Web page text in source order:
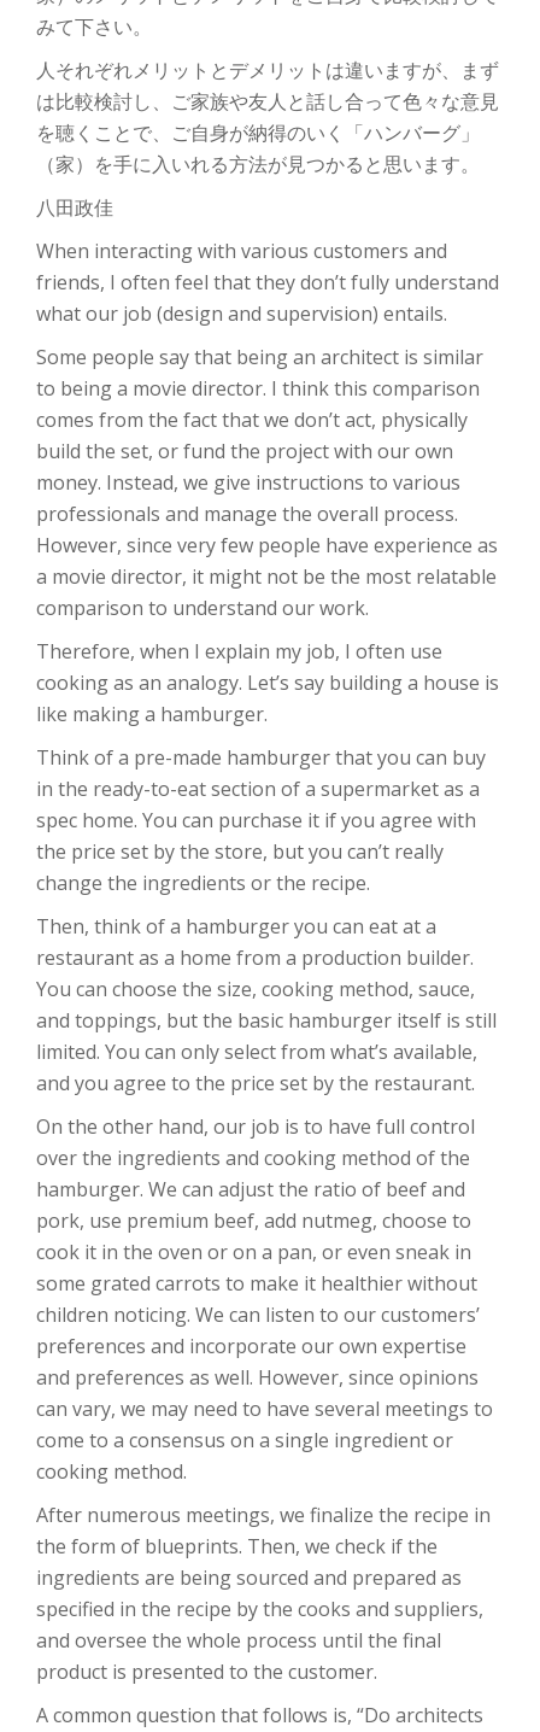
みて下さい。
人それぞれメリットとデメリットは違いますが、まず
は比較検討し、ご家族や友人と話し合って色々な意見
を聴くことで、ご自身が納得のいく「ハンバーグ」
（家）を手に入いれる方法が見つかると思います。
八田政佳
When interacting with various customers and
friends, I often feel that they don’t fully understand
what our job (design and supervision) entails.
Some people say that being an architect is similar
to being a movie director. I think this comparison
comes from the fact that we don’t act, physically
build the set, or fund the project with our own
money. Instead, we give instructions to various
professionals and manage the overall process.
However, since very few people have experience as
a movie director, it might not be the most relatable
comparison to understand our work.
Therefore, when I explain my job, I often use
cooking as an analogy. Let’s say building a house is
like making a hamburger.
Think of a pre-made hamburger that you can buy
in the ready-to-eat section of a supermarket as a
spec home. You can purchase it if you agree with
the price set by the store, but you can’t really
change the ingredients or the recipe.
Then, think of a hamburger you can eat at a
restaurant as a home from a production builder.
You can choose the size, cooking method, sauce,
and toppings, but the basic hamburger itself is still
limited. You can only select from what’s available,
and you agree to the price set by the restaurant.
On the other hand, our job is to have full control
over the ingredients and cooking method of the
hamburger. We can adjust the ratio of beef and
pork, use premium beef, add nutmeg, choose to
cook it in the oven or on a pan, or even sneak in
some grated carrots to make it healthier without
children noticing. We can listen to our customers’
preferences and incorporate our own expertise
and preferences as well. However, since opinions
can vary, we may need to have several meetings to
come to a consensus on a single ingredient or
cooking method.
After numerous meetings, we finalize the recipe in
the form of blueprints. Then, we check if the
ingredients are being sourced and prepared as
specified in the recipe by the cooks and suppliers,
and oversee the whole process until the final
product is presented to the customer.
A common question that follows is, “Do architects